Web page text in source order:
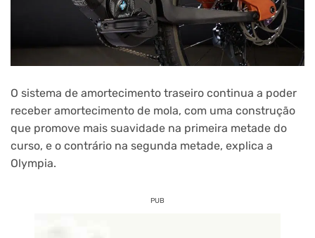
O sistema de amortecimento traseiro continua a poder
receber amortecimento de mola, com uma construção
que promove mais suavidade na primeira metade do
curso, e o contrário na segunda metade, explica a
Olympia.
PUB